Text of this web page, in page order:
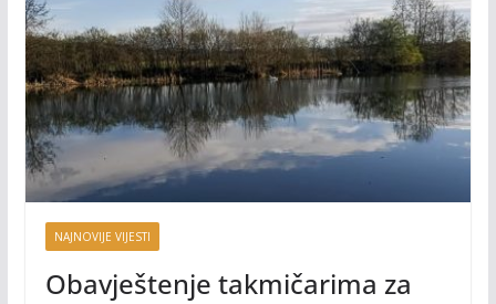
NAJNOVIJE VIJESTI
Obavještenje takmičarima za